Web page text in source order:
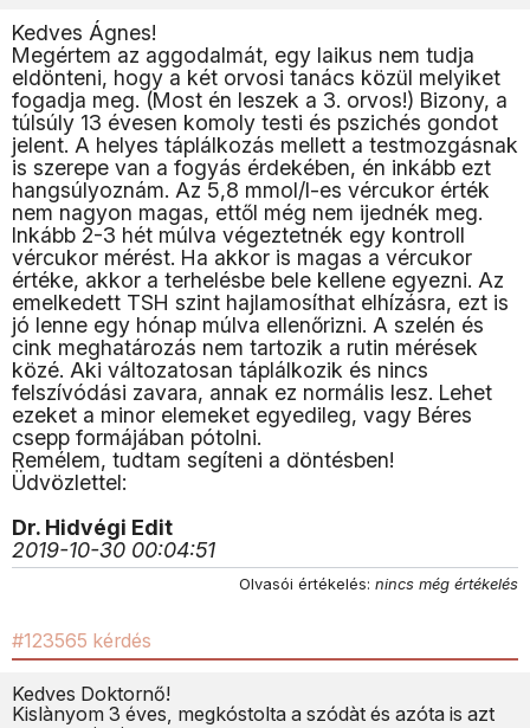
Kedves Ágnes!
Megértem az aggodalmát, egy laikus nem tudja
eldönteni, hogy a két orvosi tanács közül melyiket
fogadja meg. (Most én leszek a 3. orvos!) Bizony, a
túlsúly 13 évesen komoly testi és pszichés gondot
jelent. A helyes táplálkozás mellett a testmozgásnak
is szerepe van a fogyás érdekében, én inkább ezt
hangsúlyoznám. Az 5,8 mmol/l-es vércukor érték
nem nagyon magas, ettől még nem ijednék meg.
Inkább 2-3 hét múlva végeztetnék egy kontroll
vércukor mérést. Ha akkor is magas a vércukor
értéke, akkor a terhelésbe bele kellene egyezni. Az
emelkedett TSH szint hajlamosíthat elhízásra, ezt is
jó lenne egy hónap múlva ellenőrizni. A szelén és
cink meghatározás nem tartozik a rutin mérések
közé. Aki változatosan táplálkozik és nincs
felszívódási zavara, annak ez normális lesz. Lehet
ezeket a minor elemeket egyedileg, vagy Béres
csepp formájában pótolni.
Remélem, tudtam segíteni a döntésben!
Üdvözlettel:
Dr. Hidvégi Edit
2019-10-30 00:04:51
Olvasói értékelés: nincs még értékelés
#123565 kérdés
Kedves Doktornő!
Kislànyom 3 éves, megkóstolta a szódàt és azóta is azt